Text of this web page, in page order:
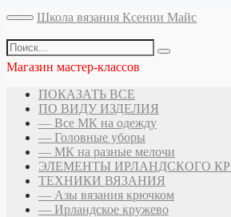
Школа вязания Ксении Майс
Магазин мастер-классов
ПОКАЗАТЬ ВСЕ
ПО ВИДУ ИЗДЕЛИЯ
— Все МК на одежду
— Головные уборы
— МК на разные мелочи
ЭЛЕМЕНТЫ ИРЛАНДСКОГО
ТЕХНИКИ ВЯЗАНИЯ
— Азы вязания крючком
— Ирландское кружево